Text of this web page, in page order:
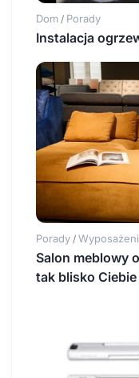
Dom / Porady
Instalacja
Porady /
Salon meblowy
tak blisko Ciebie